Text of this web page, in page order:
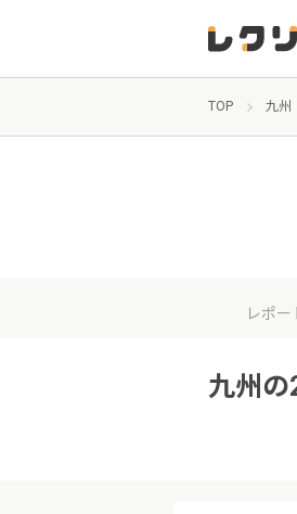
TOP 九州
レポー
九州